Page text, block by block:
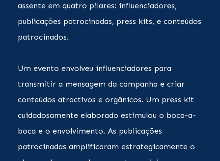
assente em quatro pilares: influenciadores,
publicações patrocinadas, press kits, e conteúdos
patrocinados.
Um evento envolveu influenciadores para
transmitir a mensagem da campanha e criar
conteúdos atractivos e orgânicos. Um press kit
cuidadosamente elaborado estimulou o boca-a-
boca e o envolvimento. As publicações
patrocinadas amplificaram estrategicamente o